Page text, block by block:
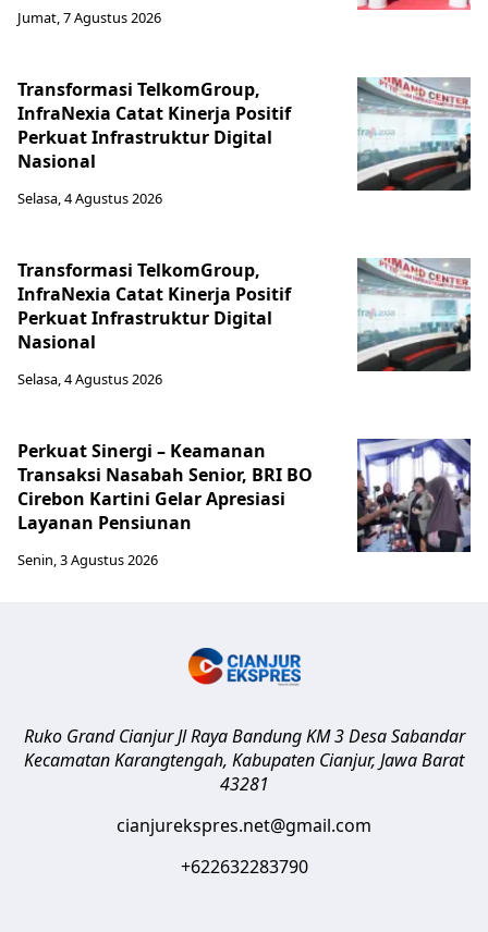
Jumat, 7 Agustus 2026
Transformasi TelkomGroup,
InfraNexia Catat Kinerja Positif
Perkuat Infrastruktur Digital
Nasional
Selasa, 4 Agustus 2026
Transformasi TelkomGroup,
InfraNexia Catat Kinerja Positif
Perkuat Infrastruktur Digital
Nasional
Selasa, 4 Agustus 2026
Perkuat Sinergi – Keamanan
Transaksi Nasabah Senior, BRI BO
Cirebon Kartini Gelar Apresiasi
Layanan Pensiunan
Senin, 3 Agustus 2026
Ruko Grand Cianjur Jl Raya Bandung KM 3 Desa Sabandar
Kecamatan Karangtengah, Kabupaten Cianjur, Jawa Barat
43281
cianjurekspres.net@gmail.com
+622632283790